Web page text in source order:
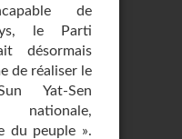
de
le Parti
désormais
de réaliser le
Yat-Sen
nationale,
du peuple ».